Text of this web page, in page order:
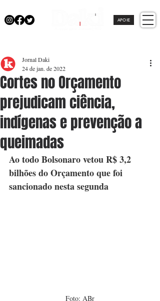
APOIE
Cortes no Orçamento
prejudicam ciência,
indígenas e prevenção a
queimadas
Jornal Daki
24 de jan. de 2022
Ao todo Bolsonaro vetou R$ 3,2
bilhões do Orçamento que foi
sancionado nesta segunda
Foto: ABr